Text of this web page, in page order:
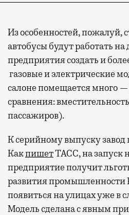
Из особенностей, пожалуй,
автобусы будут работать на
предприятия создать и
газовые и электрические
салоне помещается много —
сравнения:
пассажиров).
К серийному выпуску завод
КакпишетТАСС, на запуск
предприятие получит
развития
появиться на улицах уже в
Модель сделана с явным